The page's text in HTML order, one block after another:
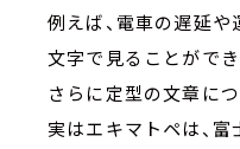
例えば、電車の遅延
文字で見ることができ
さらに定型の文章に
実はエキマトペは、富